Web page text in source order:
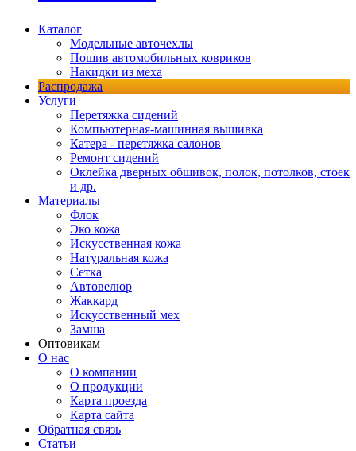
Каталог
Модельные авточехлы
Пошив автомобильных ковриков
Накидки из меха
Распродажа
Услуги
Перетяжка сидений
Компьютерная-машинная вышивка
Катера - перетяжка салонов
Ремонт сидений
Оклейка дверных обшивок, полок, потолков, стоек
и др.
Материалы
Флок
Эко кожа
Искусственная кожа
Натуральная кожа
Сетка
Автовелюр
Жаккард
Искусственный мех
Замша
Оптовикам
О нас
О компании
О продукции
Карта проезда
Карта сайта
Обратная связь
Статьи